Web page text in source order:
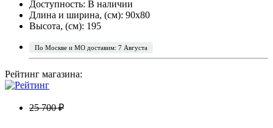
Доступность: В наличии
Длина и ширина, (см): 90x80
Высота, (см): 195
По Москве и МО доставим: 7 Августа
Рейтинг магазина:
25 700 ₽